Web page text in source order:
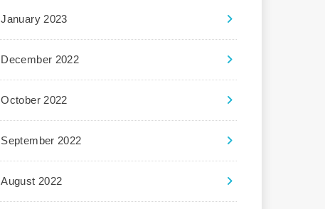
January 2023
December 2022
October 2022
September 2022
August 2022